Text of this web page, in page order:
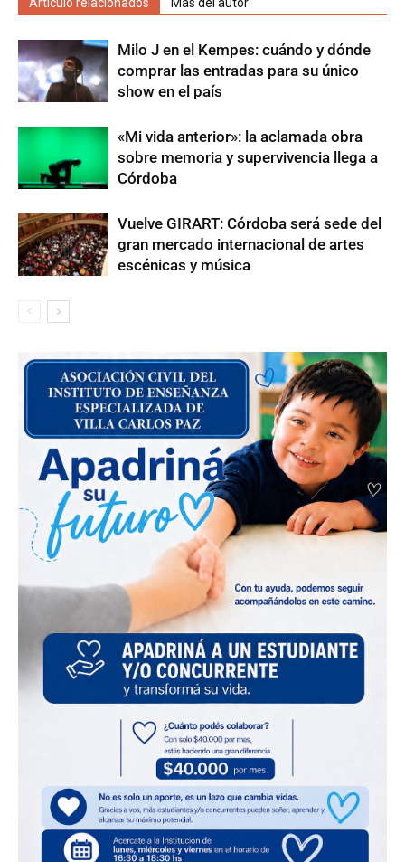
Artículo relacionados Más del autor
Milo J en el Kempes: cuándo y dónde
comprar las entradas para su único
show en el país
«Mi vida anterior»: la aclamada obra
sobre memoria y supervivencia llega a
Córdoba
Vuelve GIRART: Córdoba será sede del
gran mercado internacional de artes
escénicas y música